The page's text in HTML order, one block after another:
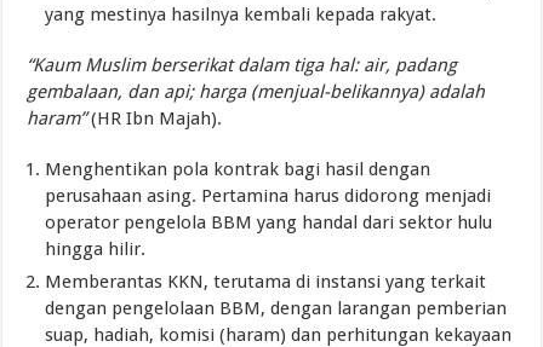
yang mestinya hasilnya kembali kepada rakyat.
“Kaum Muslim berserikat dalam tiga hal: air, padang
gembalaan, dan api; harga (menjual-belikannya) adalah
haram”(HR Ibn Majah).
Menghentikan pola kontrak bagi hasil dengan
perusahaan asing. Pertamina harus didorong menjadi
operator pengelola BBM yang handal dari sektor hulu
hingga hilir.
Memberantas KKN, terutama di instansi yang terkait
dengan pengelolaan BBM, dengan larangan pemberian
suap, hadiah, komisi (haram) dan perhitungan kekayaan